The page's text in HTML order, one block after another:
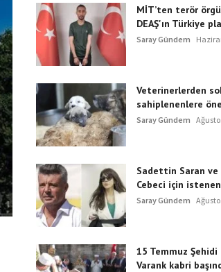
MİT’ten terör
DEAŞ'ın Türkiye
Saray Gündem
Veterinerlerden
sahiplenenlere
Saray Gündem
Sadettin Saran ve
Cebeci için
Saray Gündem
15 Temmuz Şehidi
Varank kabri